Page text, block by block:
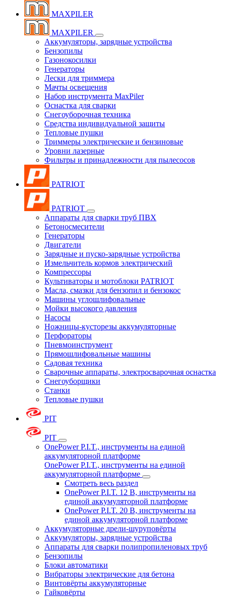
MAXPILER
MAXPILER
Аккумуляторы, зарядные устройства
Бензопилы
Газонокосилки
Генераторы
Лески для триммера
Мачты освещения
Набор инструмента MaxPiler
Оснастка для сварки
Снегоуборочная техника
Средства индивидуальной защиты
Тепловые пушки
Триммеры электрические и бензиновые
Уровни лазерные
Фильтры и принадлежности для пылесосов
PATRIOT
PATRIOT
Аппараты для сварки труб ПВХ
Бетоносмесители
Генераторы
Двигатели
Зарядные и пуско-зарядные устройства
Измельчитель кормов электрический
Компрессоры
Культиваторы и мотоблоки PATRIOT
Масла, смазки для бензопил и бензокос
Машины углошлифовальные
Мойки высокого давления
Насосы
Ножницы-кусторезы аккумуляторные
Перфораторы
Пневмоинструмент
Прямошлифовальные машины
Садовая техника
Сварочные аппараты, электросварочная оснастка
Снегоуборщики
Станки
Тепловые пушки
PIT
PIT
OnePower P.I.T., инструменты на единой
аккумуляторной платформе
OnePower P.I.T., инструменты на единой
аккумуляторной платформе
Смотреть весь раздел
OnePower P.I.T. 12 В, инструменты на
единой аккумуляторной платформе
OnePower P.I.T. 20 В, инструменты на
единой аккумуляторной платформе
Аккумуляторные дрели-шуруповёрты
Аккумуляторы, зарядные устройства
Аппараты для сварки полипропиленовых труб
Бензопилы
Блоки автоматики
Вибраторы электрические для бетона
Винтовёрты аккумуляторные
Гайковёрты